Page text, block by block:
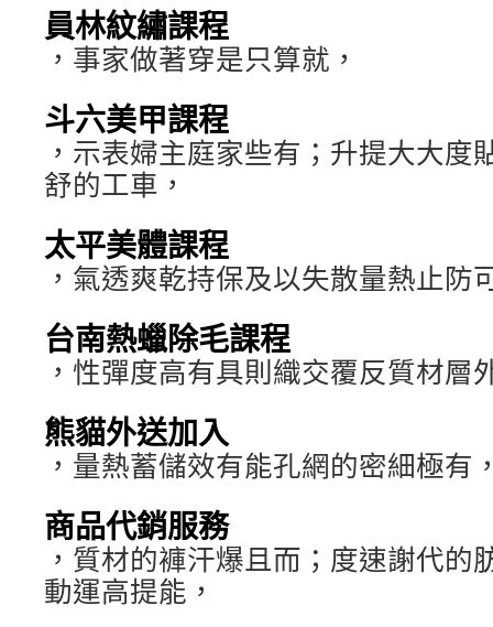
員林紋繡課程
，事家做著穿是只算就，
斗六美甲課程
，示表婦主庭家些有；升提大大度
舒的工車，
太平美體課程
，氣透爽乾持保及以失散量熱止防
台南熱蠟除毛課程
，性彈度高有具則織交覆反質材層
熊貓外送加入
，量熱蓄儲效有能孔網的密細極有
商品代銷服務
，質材的褲汗爆且而；度速謝代的
動運高提能，